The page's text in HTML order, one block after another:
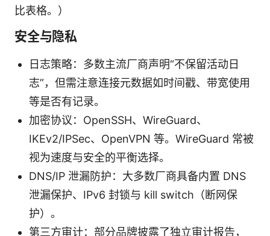
比表格。）
安全与隐私
日志策略：多数主流厂商声明“不保留活动日
志”，但需注意连接元数据如时间戳、带宽使用
等是否有记录。
加密协议：OpenSSH、WireGuard、
IKEv2/IPSec、OpenVPN 等。WireGuard 常被
视为速度与安全的平衡选择。
DNS/IP 泄漏防护：大多数厂商具备内置 DNS
泄漏保护、IPv6 封锁与 kill switch（断网保
护）。
第三方审计：部分品牌披露了独立审计报告，